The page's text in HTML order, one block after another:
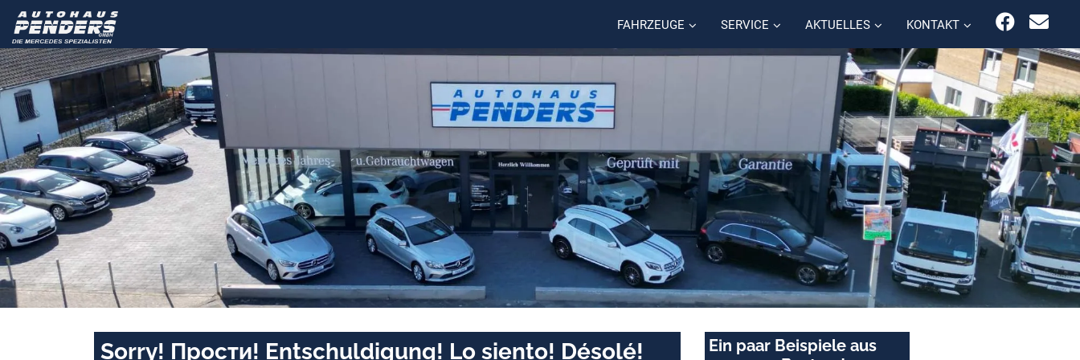
FAHRZEUGE SERVICE AKTUELLES KONTAKT
Sorry! Прости! Entschuldigung! Lo siento! Désolé!
Ein paar Beispiele aus